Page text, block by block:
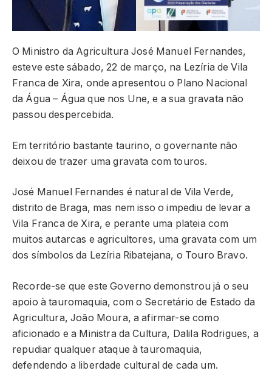
O Ministro da Agricultura José Manuel Fernandes,
esteve este sábado, 22 de março, na Lezíria de Vila
Franca de Xira, onde apresentou o Plano Nacional
da Água – Água que nos Une, e a sua gravata não
passou despercebida.
Em território bastante taurino, o governante não
deixou de trazer uma gravata com touros.
José Manuel Fernandes é natural de Vila Verde,
distrito de Braga, mas nem isso o impediu de levar a
Vila Franca de Xira, e perante uma plateia com
muitos autarcas e agricultores, uma gravata com um
dos símbolos da Lezíria Ribatejana, o Touro Bravo.
Recorde-se que este Governo demonstrou já o seu
apoio à tauromaquia, com o Secretário de Estado da
Agricultura, João Moura, a afirmar-se como
aficionado e a Ministra da Cultura, Dalila Rodrigues, a
repudiar qualquer ataque à tauromaquia,
defendendo a liberdade cultural de cada um.